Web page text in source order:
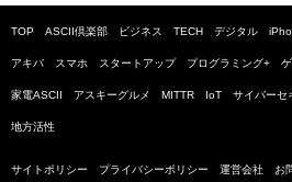
TOP ASCII倶楽部 ビジネス TECH デジタル
アキバ スマホ スタートアップ プログラミング+
家電ASCII アスキーグルメ MITTR IoT サイバーセ
地方活性
サイトポリシー プライバシーポリシー 運営会社 お